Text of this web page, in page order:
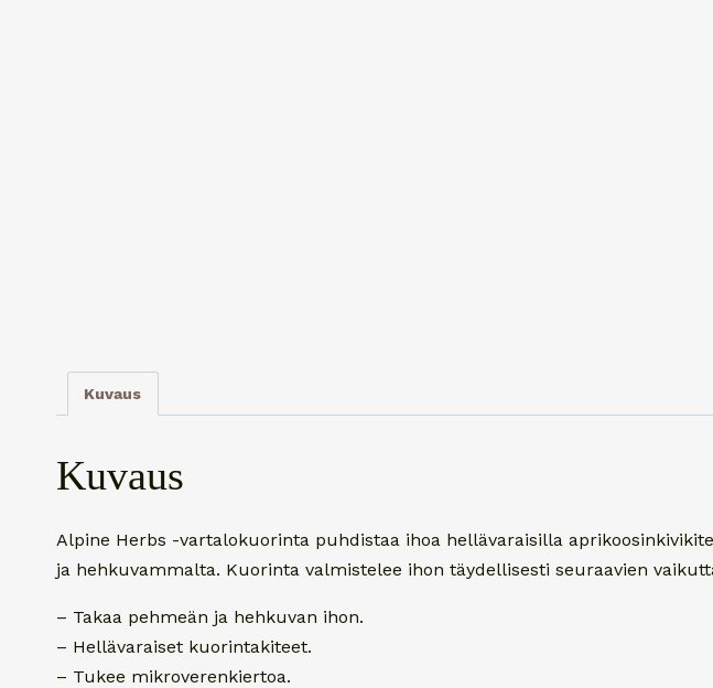
Kuvaus
Kuvaus
Alpine Herbs -vartalokuorinta puhdistaa ihoa hellävaraisilla
ja hehkuvammalta. Kuorinta valmistelee ihon täydellisesti seuraavien
– Takaa pehmeän ja hehkuvan ihon.
– Hellävaraiset kuorintakiteet.
– Tukee mikroverenkiertoa.